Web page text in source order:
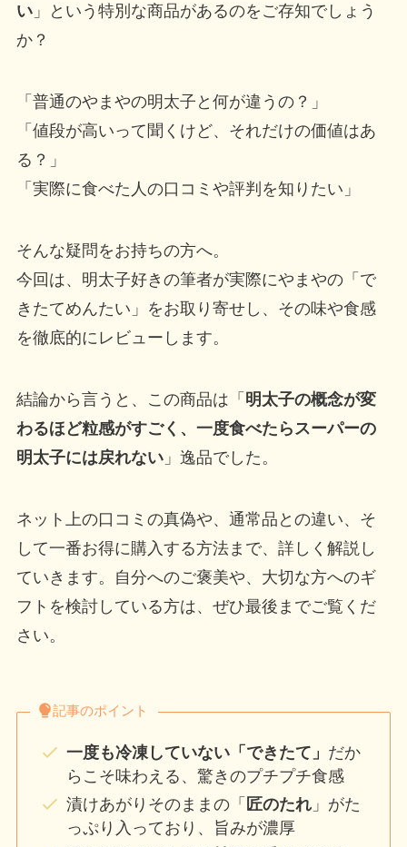
い」という特別な商品があるのをご存知でしょう
か？
「普通のやまやの明太子と何が違うの？」
「値段が高いって聞くけど、それだけの価値はあ
る？」
「実際に食べた人の口コミや評判を知りたい」
そんな疑問をお持ちの方へ。
今回は、明太子好きの筆者が実際にやまやの「で
きたてめんたい」をお取り寄せし、その味や食感
を徹底的にレビューします。
結論から言うと、この商品は「 明太子の概念が変
わるほど粒感がすごく、一度食べたらスーパーの
明太子には戻れない」逸品でした。
ネット上の口コミの真偽や、通常品との違い、そ
して一番お得に購入する方法まで、詳しく解説し
ていきます。自分へのご褒美や、大切な方へのギ
フトを検討している方は、ぜひ最後までご覧くだ
さい。
記事のポイント
一度も冷凍していない「できたて」 だか
らこそ味わえる、驚きのプチプチ食感
漬けあがりそのままの「 匠のたれ」がた
っぷり入っており、旨みが濃厚